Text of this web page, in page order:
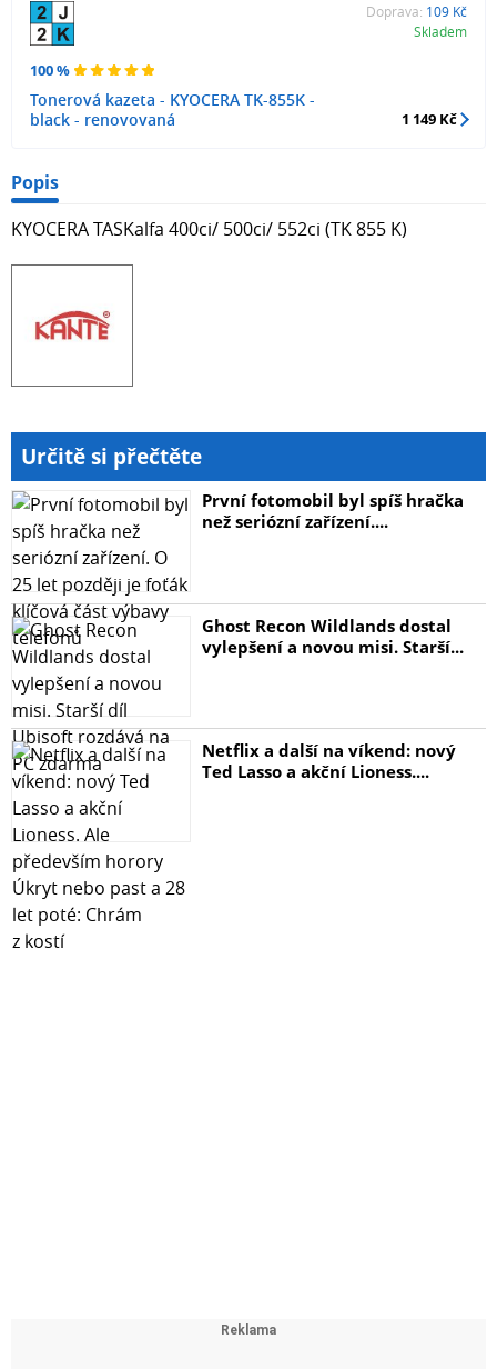
100 %
Tonerová kazeta - KYOCERA TK-855K -
black - renovovaná
Doprava: 109 Kč
Skladem
1 149 Kč
Popis
KYOCERA TASKalfa 400ci/ 500ci/ 552ci (TK 855 K)
Určitě si přečtěte
První fotomobil byl spíš hračka
než seriózní zařízení....
Ghost Recon Wildlands dostal
vylepšení a novou misi. Starší...
Netflix a další na víkend: nový
Ted Lasso a akční Lioness....